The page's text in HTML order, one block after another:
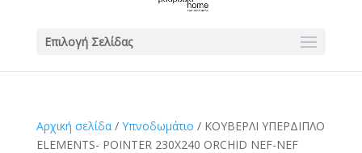
Επιλογή Σελίδας
Αρχική σελίδα/ Υπνοδωμάτιο / ΚΟΥΒΕΡΛΙ ΥΠΕΡΔΙΠΛΟ
ELEMENTS- POINTER 230X240 ORCHID NEF-NEF